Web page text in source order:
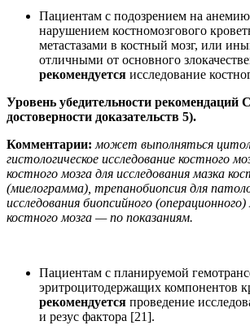
Пациентам с подозрением на
нарушением костномозгового
метастазами в костный мозг, или
отличными от основного
рекомендуется исследование
Уровень убедительности рекомендаций
достоверности доказательств 5).
Комментарии: может выполняться
гистологическое исследование костного
костного мозга для исследования мазка
(миелограмма), трепанобиопсия для
исследования биопсийного
костного мозга — по показаниям.
Пациентам с планируемой
эритроцитодержащих компонентов
рекомендуется проведение
и резус фактора [21].